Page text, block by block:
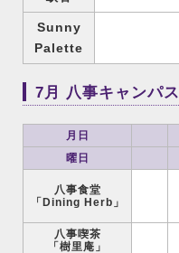
Sunny
Palette
7月 八事キャンパス
月日
曜日
八事食堂
「Dining Herb」
八事喫茶
「樹里庵」